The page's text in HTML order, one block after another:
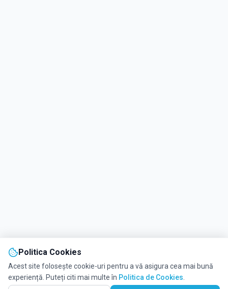
Politica Cookies
Acest site folosește cookie-uri pentru a vă asigura cea mai bună
experiență. Puteți citi mai multe în Politica de Cookies